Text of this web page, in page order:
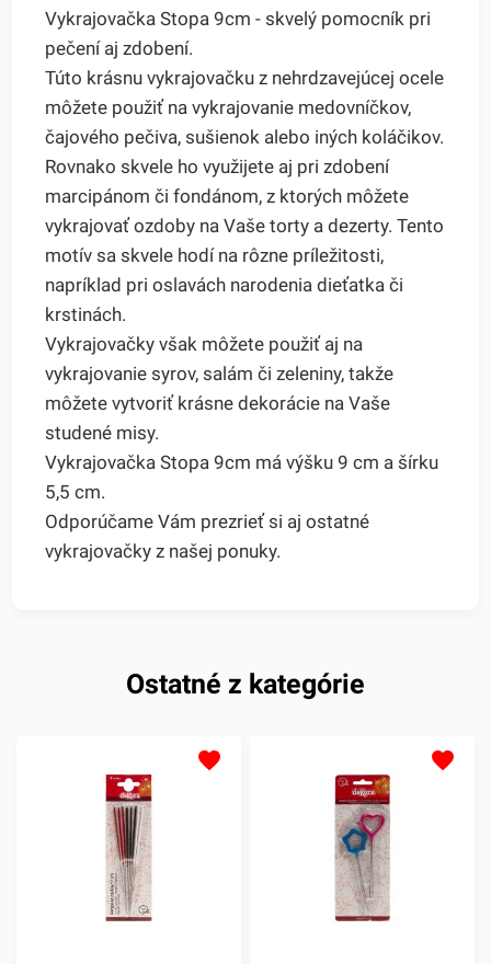
Vykrajovačka Stopa 9cm - skvelý pomocník pri
pečení aj zdobení.
Túto krásnu vykrajovačku z nehrdzavejúcej ocele
môžete použiť na vykrajovanie medovníčkov,
čajového pečiva, sušienok alebo iných koláčikov.
Rovnako skvele ho využijete aj pri zdobení
marcipánom či fondánom, z ktorých môžete
vykrajovať ozdoby na Vaše torty a dezerty. Tento
motív sa skvele hodí na rôzne príležitosti,
napríklad pri oslavách narodenia dieťatka či
krstinách.
Vykrajovačky však môžete použiť aj na
vykrajovanie syrov, salám či zeleniny, takže
môžete vytvoriť krásne dekorácie na Vaše
studené misy.
Vykrajovačka Stopa 9cm má výšku 9 cm a šírku
5,5 cm.
Odporúčame Vám prezrieť si aj ostatné
vykrajovačky z našej ponuky.
Ostatné z kategórie